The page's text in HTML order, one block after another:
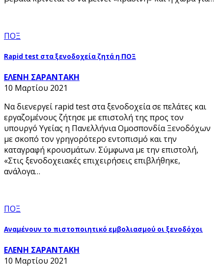
ΠΟΞ
Rapid test στα ξενοδοχεία ζητά η ΠΟΞ
ΕΛΕΝΗ ΣΑΡΑΝΤΑΚΗ
10 Μαρτίου 2021
Να διενεργεί rapid test στα ξενοδοχεία σε πελάτες και
εργαζομένους ζήτησε με επιστολή της προς τον
υπουργό Yγείας η Πανελλήνια Ομοσπονδία Ξενοδόχων
με σκοπό τον γρηγορότερο εντοπισμό και την
καταγραφή κρουσμάτων. Σύμφωνα με την επιστολή,
«Στις ξενοδοχειακές επιχειρήσεις επιβλήθηκε,
ανάλογα…
ΠΟΞ
Αναμένουν το πιστοποιητικό εμβολιασμού οι ξενοδόχοι
ΕΛΕΝΗ ΣΑΡΑΝΤΑΚΗ
10 Μαρτίου 2021